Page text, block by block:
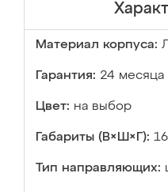
Материал корпуса:
Гарантия: 24 месяца
Цвет: на выбор
Габариты (В×Ш×Г):
Тип направляющих: